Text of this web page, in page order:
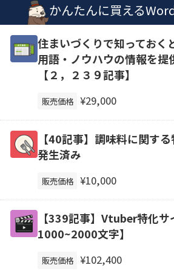
かんたんに買える
住まいづくりで知っておく
用語・ノウハウの情報を提
【２，２３９記事】
販売価格 ¥29,000
【40記事】調味料に関す
発生済み
販売価格 ¥10,000
【339記事】Vtuber特化
1000~2000文字】
販売価格 ¥102,400